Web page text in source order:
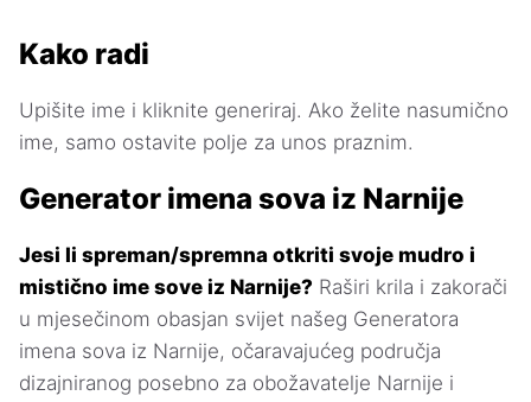
Kako radi
Upišite ime i kliknite generiraj. Ako želite nasumično
ime, samo ostavite polje za unos praznim.
Generator imena sova iz Narnije
Jesi li spreman/spremna otkriti svoje mudro i
mistično ime sove iz Narnije? Raširi krila i zakorači
u mjesečinom obasjan svijet našeg Generatora
imena sova iz Narnije, očaravajućeg područja
dizajniranog posebno za obožavatelje Narnije i